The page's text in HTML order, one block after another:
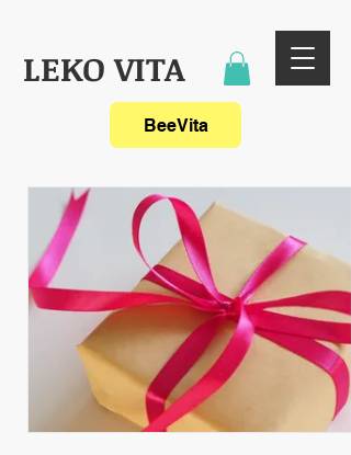
LEKO VITA
BeeVita